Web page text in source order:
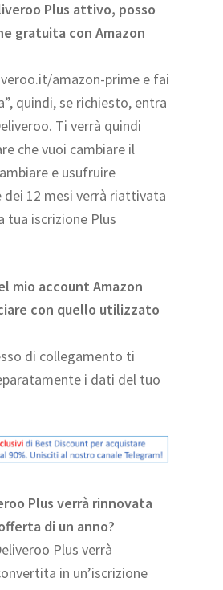
Plus attivo, posso
gratuita con Amazon
amazon-prime e fai
quindi, se richiesto, entra
Ti verrà quindi
che vuoi cambiare il
e usufruire
dei 12 mesi verrà riattivata
tua iscrizione Plus
mio account Amazon
con quello utilizzato
di collegamento ti
i dati del tuo
Plus verrà rinnovata
di un anno?
Plus verrà
in un’iscrizione